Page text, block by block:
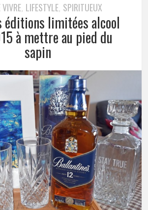
, LIFESTYLE, SPIRITUEUX
éditions limitées alcool
à mettre au pied du
sapin